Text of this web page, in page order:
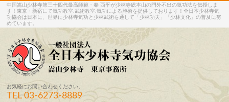
中国嵩山少林寺第三十四代最高師範・秦 西平が少林寺総本山の門外不出の気功法を伝授しま
す！東京・新宿にて気功教室,武術教室,気功による施術を提供しております！全日本少林寺気
功協会は日本に、世界に少林寺気功と少林武術を通して「少林功夫」「少林文化」の普及に努
めています。
お気軽にお問い合わせください。
TEL03-6273-8889